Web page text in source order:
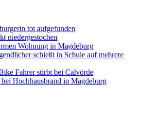
tot aufgefunden
niedergestochen
Wohnung in Magdeburg
schießt in Schule auf mehrere
Fahrer stirbt bei Calvörde
Hochhausbrand in Magdeburg